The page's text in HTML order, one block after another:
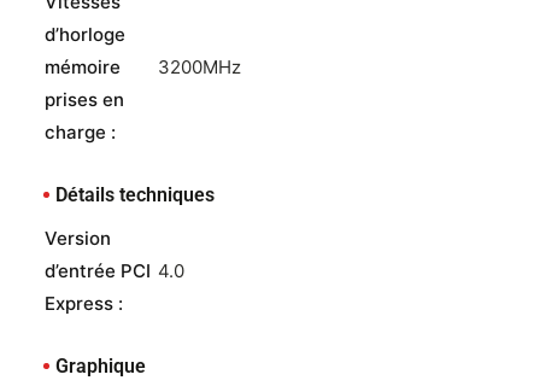
d’horloge
mémoire
prises en
charge :
3200MHz
Détails techniques
Version
d’entrée PCI
Express :
4.0
Graphique